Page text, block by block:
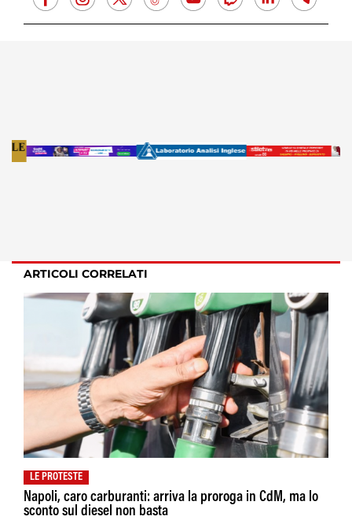
ARTICOLI CORRELATI
LE PROTESTE
Napoli, caro carburanti: arriva la proroga in CdM, ma lo
sconto sul diesel non basta